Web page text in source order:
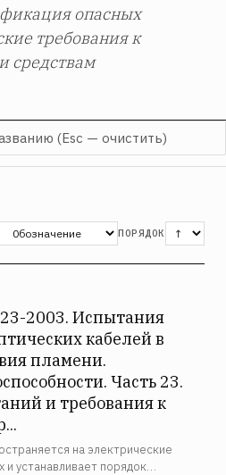
опасных
требования к
средствам
ПОРЯДОК
2003. Испытания
кабелей в
пламени.
Часть 23.
и требования к
на электрические
и устанавливает порядок